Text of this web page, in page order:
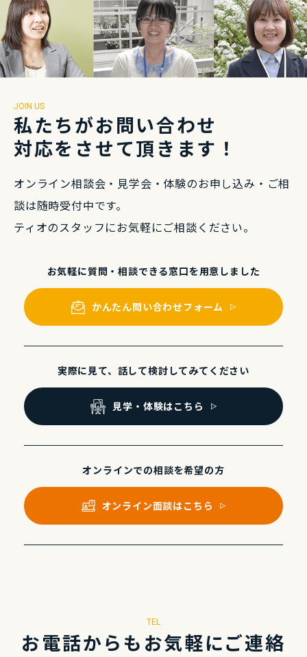
JOIN US
私たちがお問い合わせ
対応をさせて頂きます！
オンライン相談会・⾒学会・体験のお申し込み・ ご相
談は随時受付中です。
ティオのスタッフにお気軽にご相談ください。
お気軽に質問・相談できる窓⼝を⽤意しました
かんたん問い合わせフォーム
実際に⾒て、話して検討してみてください
⾒学・体験はこちら
オンラインでの相談を希望の⽅
オンライン⾯談はこちら
TEL
お電話からもお気軽にご連絡